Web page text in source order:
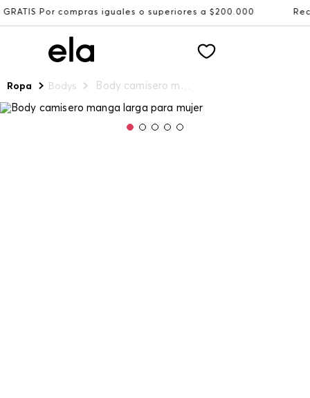
compras iguales o superiores a $200.000 Recibe:
Ropa Bodys Body camisero manga larga para mujer